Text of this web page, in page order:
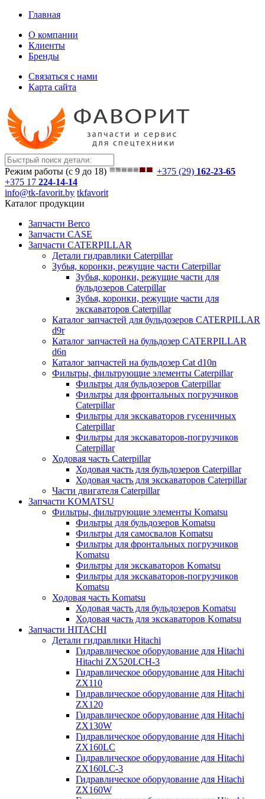
Главная
О компании
Клиенты
Бренды
Связаться с нами
Карта сайта
Режим работы (с 9 до 18) +375 (29) 162-23-65
+375 17 224-14-14
info@tk-favorit.by tkfavorit
Каталог продукции
Запчасти Berco
Запчасти CASE
Запчасти CATERPILLAR
Детали гидравлики Caterpillar
Зубья, коронки, режущие части Caterpillar
Зубья, коронки, режущие части для
бульдозеров Caterpillar
Зубья, коронки, режущие части для
экскаваторов Caterpillar
Каталог запчастей для бульдозеров CATERPILLAR
d9r
Каталог запчастей на бульдозер CATERPILLAR
d6n
Каталог запчастей на бульдозер Сat d10n
Фильтры, фильтрующие элементы Caterpillar
Фильтры для бульдозеров Caterpillar
Фильтры для фронтальных погрузчиков
Caterpillar
Фильтры для экскаваторов гусеничных
Caterpillar
Фильтры для экскаваторов-погрузчиков
Caterpillar
Ходовая часть Caterpillar
Ходовая часть для бульдозеров Caterpillar
Ходовая часть для экскаваторов Caterpillar
Части двигателя Caterpillar
Запчасти KOMATSU
Фильтры, фильтрующие элементы Komatsu
Фильтры для бульдозеров Komatsu
Фильтры для самосвалов Komatsu
Фильтры для фронтальных погрузчиков
Komatsu
Фильтры для экскаваторов Komatsu
Фильтры для экскаваторов-погрузчиков
Komatsu
Ходовая часть Komatsu
Ходовая часть для бульдозеров Komatsu
Ходовая часть для экскаваторов Komatsu
Запчасти HITACHI
Детали гидравлики Hitachi
Гидравлическое оборудование для Hitachi
Hitachi ZX520LCH-3
Гидравлическое оборудование для Hitachi
ZX110
Гидравлическое оборудование для Hitachi
ZX120
Гидравлическое оборудование для Hitachi
ZX130W
Гидравлическое оборудование для Hitachi
ZX160LC
Гидравлическое оборудование для Hitachi
ZX160LC-3
Гидравлическое оборудование для Hitachi
ZX160W